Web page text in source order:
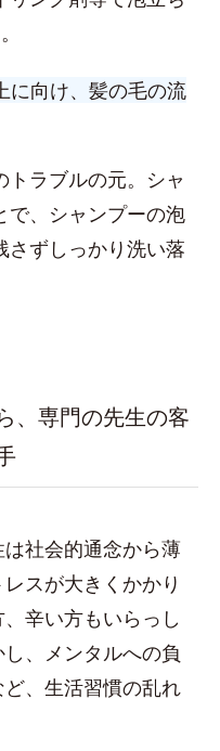
向け、髪の毛の流
ラブルの元。シャ
で、シャンプーの泡
さずしっかり洗い落
、専門の先生の客
社会的通念から薄
スが大きくかかり
辛い方もいらっし
、メンタルへの負
、生活習慣の乱れ